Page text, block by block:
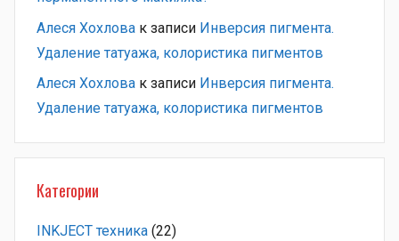
Алеся Хохлова к записи Инверсия пигмента.
Удаление татуажа, колористика пигментов
Алеся Хохлова к записи Инверсия пигмента.
Удаление татуажа, колористика пигментов
Категории
INKJECT техника (22)